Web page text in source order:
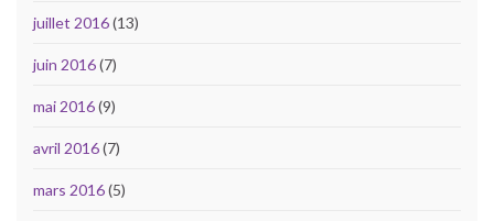
juillet 2016(13)
juin 2016(7)
mai 2016(9)
avril 2016(7)
mars 2016(5)